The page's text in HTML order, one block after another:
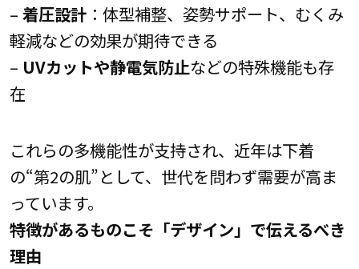
– 着圧設計：体型補整、姿勢サポート、むくみ
軽減などの効果が期待できる
– UVカットや静電気防止などの特殊機能も存
在
これらの多機能性が支持され、近年は下着
の“第2の肌”として、世代を問わず需要が高ま
っています。
特徴があるものこそ「デザイン」で伝えるべき
理由